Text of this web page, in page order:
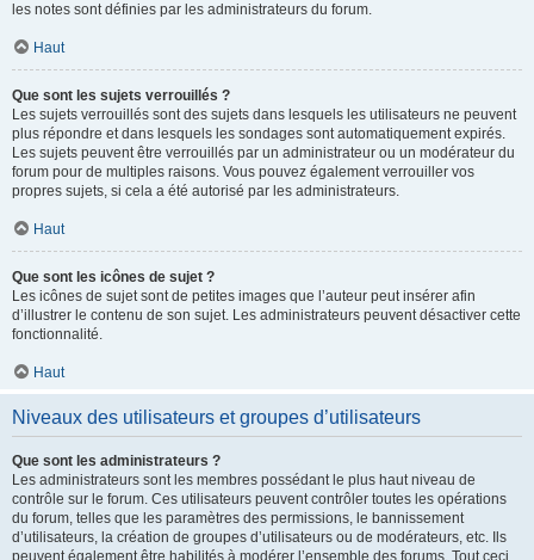
les notes sont définies par les administrateurs du forum.
Haut
Que sont les sujets verrouillés ?
Les sujets verrouillés sont des sujets dans lesquels les utilisateurs ne peuvent
plus répondre et dans lesquels les sondages sont automatiquement expirés.
Les sujets peuvent être verrouillés par un administrateur ou un modérateur du
forum pour de multiples raisons. Vous pouvez également verrouiller vos
propres sujets, si cela a été autorisé par les administrateurs.
Haut
Que sont les icônes de sujet ?
Les icônes de sujet sont de petites images que l’auteur peut insérer afin
d’illustrer le contenu de son sujet. Les administrateurs peuvent désactiver cette
fonctionnalité.
Haut
Niveaux des utilisateurs et groupes d’utilisateurs
Que sont les administrateurs ?
Les administrateurs sont les membres possédant le plus haut niveau de
contrôle sur le forum. Ces utilisateurs peuvent contrôler toutes les opérations
du forum, telles que les paramètres des permissions, le bannissement
d’utilisateurs, la création de groupes d’utilisateurs ou de modérateurs, etc. Ils
peuvent également être habilités à modérer l’ensemble des forums. Tout ceci